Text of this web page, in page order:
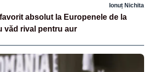
Ionuț Nichita
absolut la Europenele de la
văd rival pentru aur